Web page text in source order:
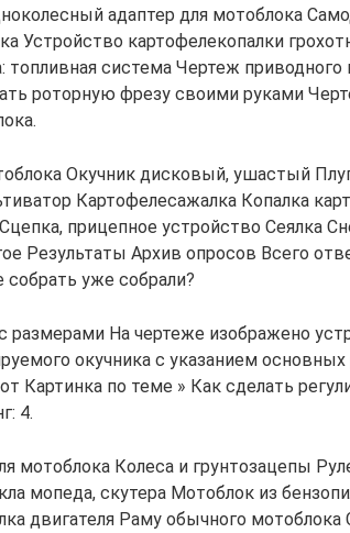
адаптер для мотоблока
Устройство картофелекопалки
система Чертеж приводного
роторную фрезу своими руками
Окучник дисковый, ушастый
Картофелесажалка Копалка
прицепное устройство Сеялка
Результаты Архив опросов Всего
уже собрали?
размерами На чертеже изображено
окучника с указанием
Картинка по теме » Как сделать
4.
мотоблока Колеса и грунтозацепы
мопеда, скутера Мотоблок из
двигателя Раму обычного мотоблока